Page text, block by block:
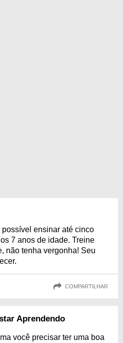
ensinar até cinco
7 anos de idade. Treine
não tenha vergonha! Seu
COMPARTILHAR
Aprendendo
você precisar ter uma boa